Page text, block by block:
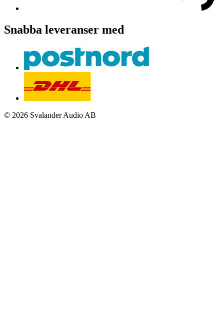
Snabba leveranser med
© 2026 Svalander Audio AB